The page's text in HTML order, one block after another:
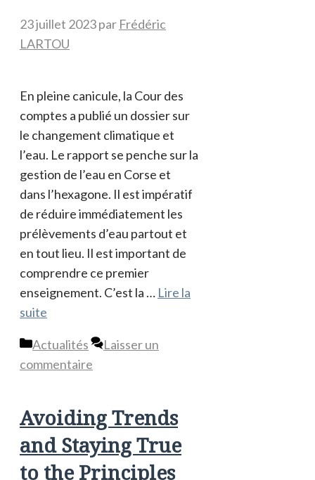
23 juillet 2023par Frédéric
LARTOU
En pleine canicule, la Cour des
comptes a publié un dossier sur
le changement climatique et
l’eau. Le rapport se penche sur la
gestion de l’eau en Corse et
dans l’hexagone. Il est impératif
de réduire immédiatement les
prélèvements d’eau partout et
en tout lieu. Il est important de
comprendre ce premier
enseignement. C’est la … Lire la
suite
Catégories
Actualités
Laisser un
commentaire
Avoiding Trends
and Staying True
to the Principles